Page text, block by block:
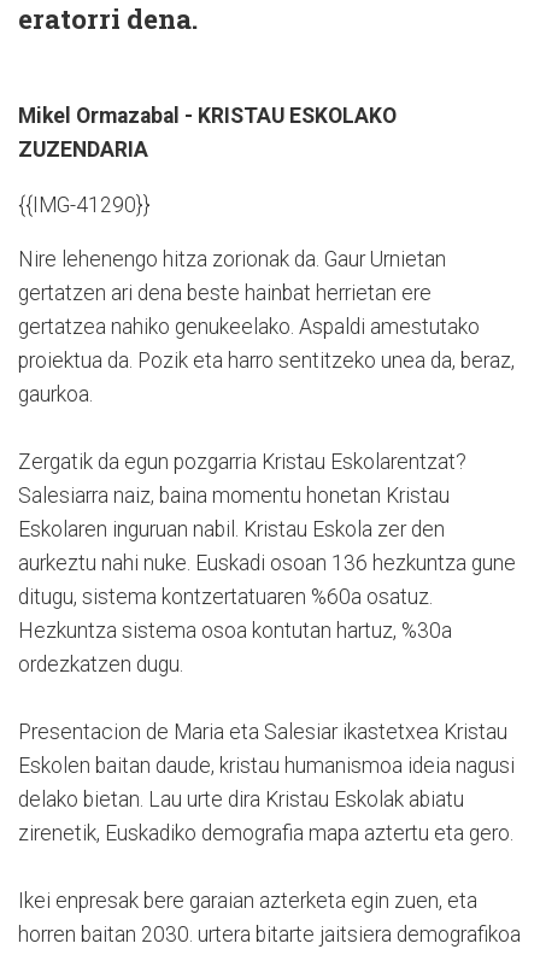
eratorri dena.
Mikel Ormazabal - KRISTAU ESKOLAKO
ZUZENDARIA
{{IMG-41290}}
Nire lehenengo hitza zorionak da. Gaur Urnietan
gertatzen ari dena beste hainbat herrietan ere
gertatzea nahiko genukeelako. Aspaldi amestutako
proiektua da. Pozik eta harro sentitzeko unea da, beraz,
gaurkoa.
Zergatik da egun pozgarria Kristau Eskolarentzat?
Salesiarra naiz, baina momentu honetan Kristau
Eskolaren inguruan nabil. Kristau Eskola zer den
aurkeztu nahi nuke. Euskadi osoan 136 hezkuntza gune
ditugu, sistema kontzertatuaren %60a osatuz.
Hezkuntza sistema osoa kontutan hartuz, %30a
ordezkatzen dugu.
Presentacion de Maria eta Salesiar ikastetxea Kristau
Eskolen baitan daude, kristau humanismoa ideia nagusi
delako bietan. Lau urte dira Kristau Eskolak abiatu
zirenetik, Euskadiko demografia mapa aztertu eta gero.
Ikei enpresak bere garaian azterketa egin zuen, eta
horren baitan 2030. urtera bitarte jaitsiera demografikoa